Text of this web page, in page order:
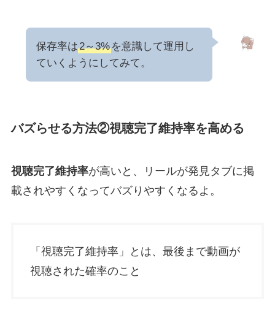
保存率は2～3%を意識して運用し
ていくようにしてみて。
バズらせる方法②視聴完了維持率を高める
視聴完了維持率が高いと、リールが発見タブに掲
載されやすくなってバズりやすくなるよ。
「視聴完了維持率」とは、最後まで動画が
視聴された確率のこと